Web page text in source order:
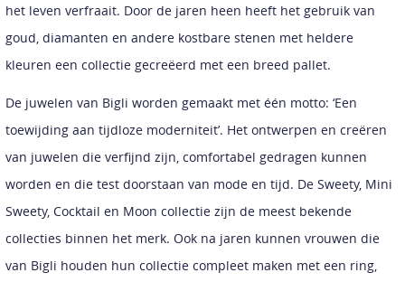
het leven verfraait. Door de jaren heen heeft het gebruik van
goud, diamanten en andere kostbare stenen met heldere
kleuren een collectie gecreëerd met een breed pallet.
De juwelen van Bigli worden gemaakt met één motto: ‘Een
toewijding aan tijdloze moderniteit’. Het ontwerpen en creëren
van juwelen die verfijnd zijn, comfortabel gedragen kunnen
worden en die test doorstaan van mode en tijd. De Sweety, Mini
Sweety, Cocktail en Moon collectie zijn de meest bekende
collecties binnen het merk. Ook na jaren kunnen vrouwen die
van Bigli houden hun collectie compleet maken met een ring,